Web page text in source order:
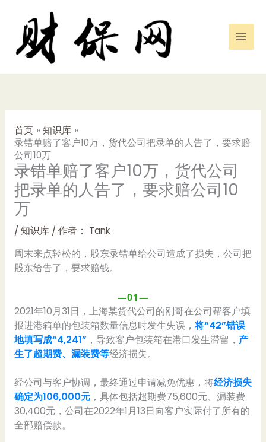
首页
知识库
录错单赔了客户10万，货代公司把录单的人告了，要求赔
公司10万
录错单赔了客户10万，货代公司
把录单的人告了，要求赔公司10
万
/ 知识库/ 作者： Tank
周末来点轻松的，股东录错单给公司造成了损失，公司把
股东给告了，要求赔钱。
—01—
2021年10月31日，上海某货代公司的刚哥在公司帮客户填
报进港箱单的包装箱数量信息时发生失误，将“42”错误
地填写成“4,241” ，导致客户包装箱在港口发生滞留， 产
生了超期费、漏装费等经济损失。
经公司与客户协调，最终通过申请减免优惠，将经济损失
确定为106,000元，具体包括超期费75,600元、漏装费
30,400元，公司在2022年1月13日向客户实际付了所有的
全部赔偿款。